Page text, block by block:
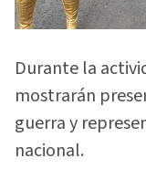
Durante la
mostrarán
guerra y
nacional.